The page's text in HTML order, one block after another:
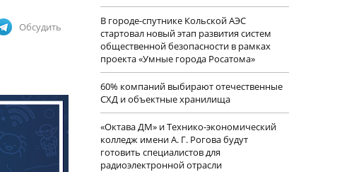
Обсудить
В городе-спутнике Кольской АЭС
стартовал новый этап развития систем
общественной безопасности в рамках
проекта «Умные города Росатома»
60% компаний выбирают отечественные
СХД и объектные хранилища
«Октава ДМ» и Технико-экономический
колледж имени А. Г. Рогова будут
готовить специалистов для
радиоэлектронной отрасли